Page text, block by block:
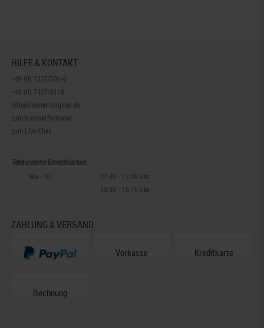
HILFE & KONTAKT
+49 (0) 7427/701-0
+49 (0) 7427/6118
info@lindner-original.de
zum Kontaktformular
zum Live-Chat
Telefonische Erreichbarkeit
Mo - Do
07.30 - 12.00 Uhr
13.00 - 16.15 Uhr
ZAHLUNG & VERSAND
Vorkasse Kreditkarte
Rechnung